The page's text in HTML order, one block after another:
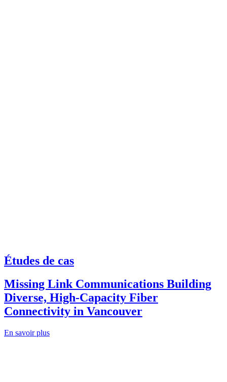
Études de cas
Missing Link Communications Building
Diverse, High-Capacity Fiber
Connectivity in Vancouver
En savoir plus